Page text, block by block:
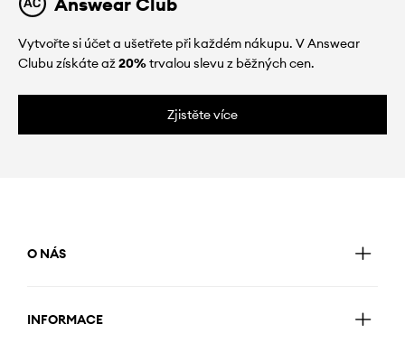
Vytvořte si účet a ušetřete při každém nákupu. V Answear
Clubu získáte až20%trvalou slevu z běžných cen.
Zjistěte více
O NÁS
INFORMACE